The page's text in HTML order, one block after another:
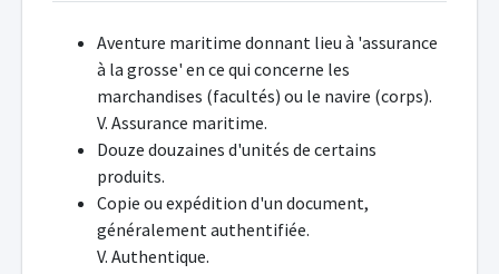
Aventure maritime donnant lieu à 'assurance
à la grosse' en ce qui concerne les
marchandises (facultés) ou le navire (corps).
V. Assurance maritime.
Douze douzaines d'unités de certains
produits.
Copie ou expédition d'un document,
généralement authentifiée.
V. Authentique.